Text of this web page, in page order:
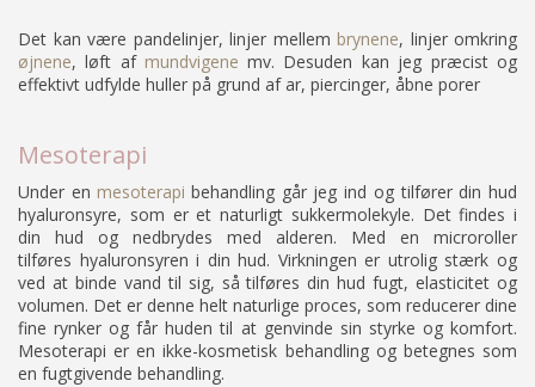
Det kan være pandelinjer, linjer mellem brynene, linjer omkring
øjnene, løft af mundvigene mv. Desuden kan jeg præcist og
effektivt udfylde huller på grund af ar, piercinger, åbne porer
Mesoterapi
Under en mesoterapi behandling går jeg ind og tilfører din hud
hyaluronsyre, som er et naturligt sukkermolekyle. Det findes i
din hud og nedbrydes med alderen. Med en microroller
tilføres hyaluronsyren i din hud. Virkningen er utrolig stærk og
ved at binde vand til sig, så tilføres din hud fugt, elasticitet og
volumen. Det er denne helt naturlige proces, som reducerer dine
fine rynker og får huden til at genvinde sin styrke og komfort.
Mesoterapi er en ikke-kosmetisk behandling og betegnes som
en fugtgivende behandling.